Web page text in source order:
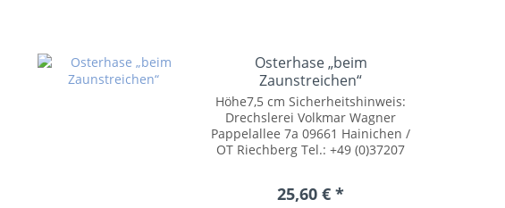
Osterhase „beim
Zaunstreichen“
Höhe7,5 cm Sicherheitshinweis:
Drechslerei Volkmar Wagner
Pappelallee 7a 09661 Hainichen /
OT Riechberg Tel.: +49 (0)37207
www.drechslerei-volkmar-
25,60 € *